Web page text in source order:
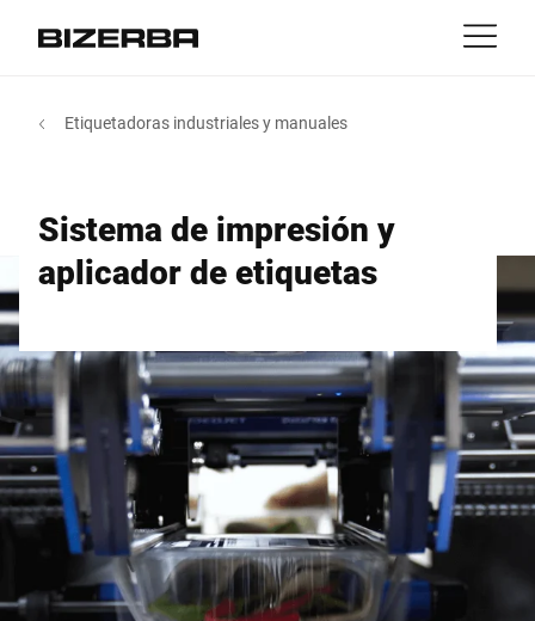
Industrias
Servicios
Empresa
MyBizerba
ar
America
Australia
África
Sitio web global
Sistema de impresión y
aplicador de etiquetas
Etiquetadoras industriales y manuales